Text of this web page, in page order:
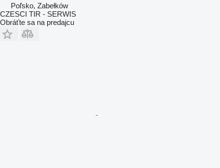
Poľsko, Zabełków
CZESCI TIR - SERWIS
Obráťte sa na predajcu